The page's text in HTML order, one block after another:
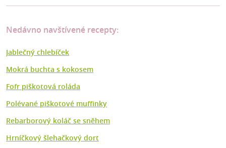
Nedávno navštívené recepty:
Jablečný chlebíček
Mokrá buchta s kokosem
Fofr piškotová roláda
Polévané piškotové muffinky
Rebarborový koláč se sněhem
Hrníčkový šlehačkový dort